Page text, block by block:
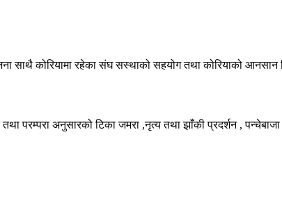
साथै कोरियामा रहेका संघ सस्थाको सहयोग तथा कोरियाको आनसान
परम्परा अनुसारको टिका जमरा ,नृत्य तथा झाँकी प्रदर्शन ,